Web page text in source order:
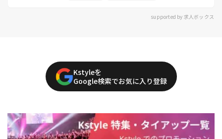
supported by 求人ボックス
Kstyleを
Google検索でお気に入り登録